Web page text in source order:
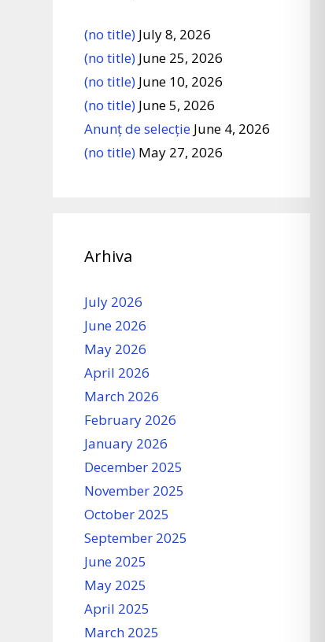
(no title) July 8, 2026
(no title) June 25, 2026
(no title) June 10, 2026
(no title) June 5, 2026
Anunț de selecție June 4, 2026
(no title) May 27, 2026
Arhiva
July 2026
June 2026
May 2026
April 2026
March 2026
February 2026
January 2026
December 2025
November 2025
October 2025
September 2025
June 2025
May 2025
April 2025
March 2025